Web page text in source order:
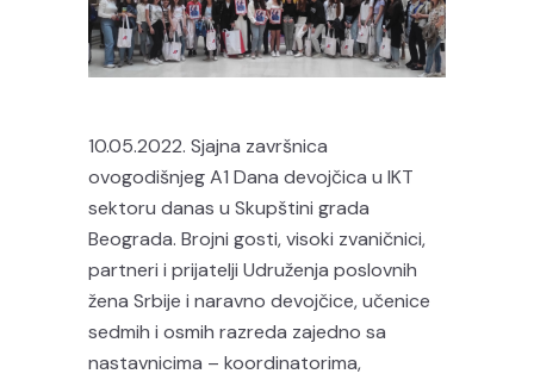
10.05.2022. Sjajna završnica
ovogodišnjeg A1 Dana devojčica u IKT
sektoru danas u Skupštini grada
Beograda. Brojni gosti, visoki zvaničnici,
partneri i prijatelji Udruženja poslovnih
žena Srbije i naravno devojčice, učenice
sedmih i osmih razreda zajedno sa
nastavnicima – koordinatorima,